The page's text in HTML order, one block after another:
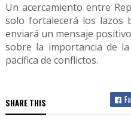
Un acercamiento entre
solo fortalecerá los lazos
enviará un mensaje
sobre la importancia de
pacífica de conflictos.
SHARE THIS